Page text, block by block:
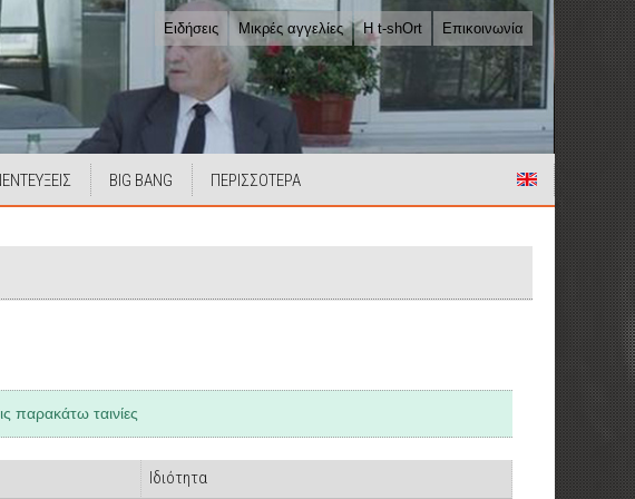
Ειδήσεις Μικρές αγγελίες Η t-shOrt Επικοινωνία
BIG BANG ΠΕΡΙΣΣΟΤΕΡΑ
παρακάτω ταινίες
Ιδιότητα